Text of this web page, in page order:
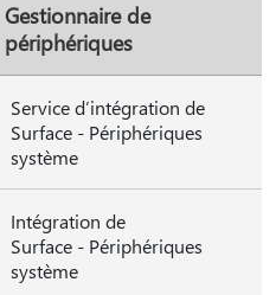
Gestionnaire de
périphériques
Service dʼintégration de
Surface - Périphériques
système
Intégration de
Surface - Périphériques
système